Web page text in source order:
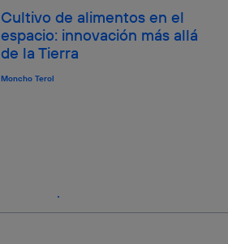
Cultivo de alimentos en el
espacio: innovación más allá
de la Tierra
Moncho Terol